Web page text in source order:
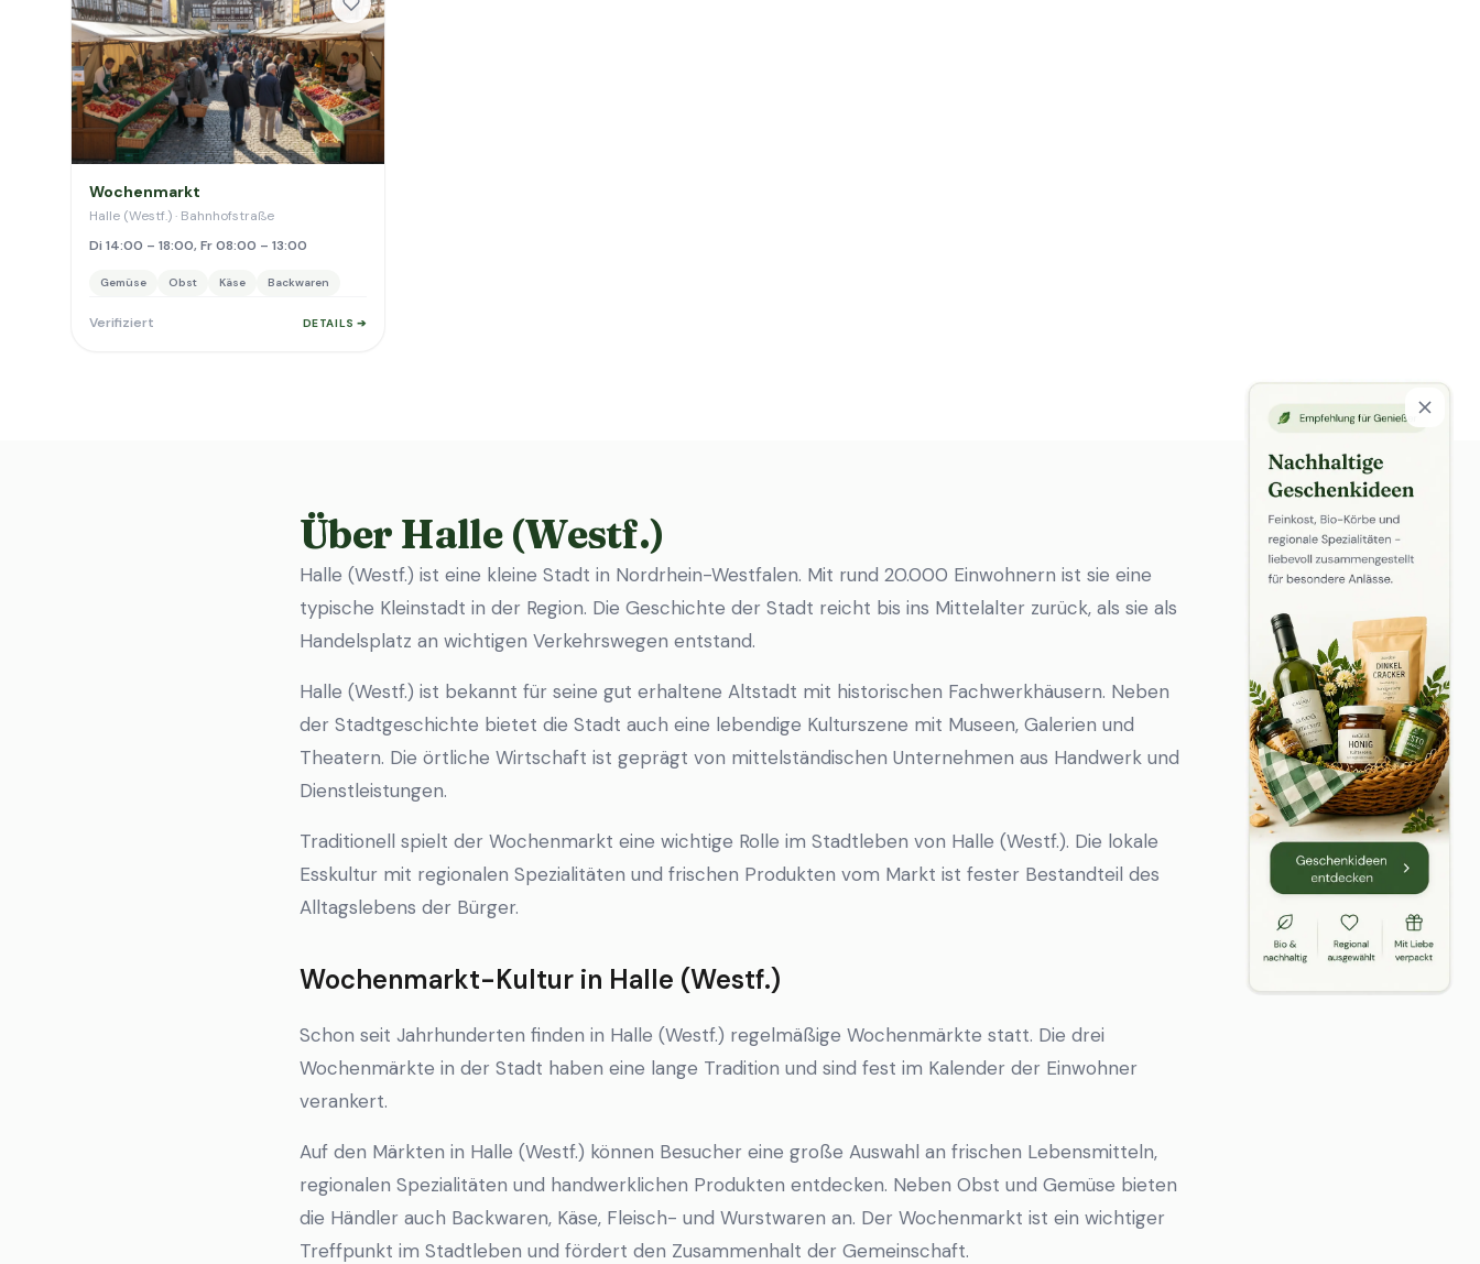
Wochenmarkt
Halle (Westf.) · Bahnhofstraße
Di 14:00 – 18:00, Fr 08:00 – 13:00
Gemüse Obst Käse Backwaren
Verifiziert DETAILS ➔
Über Halle (Westf.)
Halle (Westf.) ist eine kleine Stadt in Nordrhein-Westfalen. Mit rund 20.000 Einwohnern ist sie eine
typische Kleinstadt in der Region. Die Geschichte der Stadt reicht bis ins Mittelalter zurück, als sie als
Handelsplatz an wichtigen Verkehrswegen entstand.
Halle (Westf.) ist bekannt für seine gut erhaltene Altstadt mit historischen Fachwerkhäusern. Neben
der Stadtgeschichte bietet die Stadt auch eine lebendige Kulturszene mit Museen, Galerien und
Theatern. Die örtliche Wirtschaft ist geprägt von mittelständischen Unternehmen aus Handwerk und
Dienstleistungen.
Traditionell spielt der Wochenmarkt eine wichtige Rolle im Stadtleben von Halle (Westf.). Die lokale
Esskultur mit regionalen Spezialitäten und frischen Produkten vom Markt ist fester Bestandteil des
Alltagslebens der Bürger.
Wochenmarkt-Kultur in Halle (Westf.)
Schon seit Jahrhunderten finden in Halle (Westf.) regelmäßige Wochenmärkte statt. Die drei
Wochenmärkte in der Stadt haben eine lange Tradition und sind fest im Kalender der Einwohner
verankert.
Auf den Märkten in Halle (Westf.) können Besucher eine große Auswahl an frischen Lebensmitteln,
regionalen Spezialitäten und handwerklichen Produkten entdecken. Neben Obst und Gemüse bieten
die Händler auch Backwaren, Käse, Fleisch- und Wurstwaren an. Der Wochenmarkt ist ein wichtiger
Treffpunkt im Stadtleben und fördert den Zusammenhalt der Gemeinschaft.